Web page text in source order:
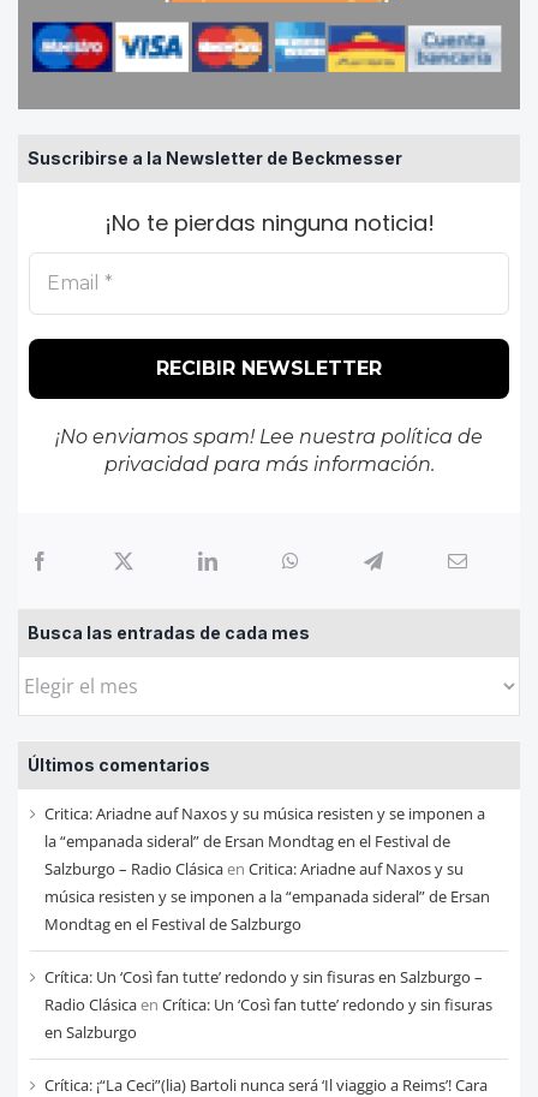
Suscribirse a la Newsletter de Beckmesser
¡No te pierdas ninguna noticia!
¡No enviamos spam! Lee nuestra política de
privacidadpara más información.
Busca las entradas de cada mes
Busca
entradas
de
cada
mes
Últimos comentarios
Critica: Ariadne auf Naxos y su música resisten y se imponen a
la “empanada sideral” de Ersan Mondtag en el Festival de
Salzburgo – Radio Clásicaen Critica: Ariadne auf Naxos y su
música resisten y se imponen a la “empanada sideral” de Ersan
Mondtag en el Festival de Salzburgo
Crítica: Un ‘Così fan tutte’ redondo y sin fisuras en Salzburgo –
Radio Clásicaen Crítica: Un ‘Così fan tutte’ redondo y sin fisuras
en Salzburgo
Crítica: ¡“La Ceci”(lia) Bartoli nunca será ‘Il viaggio a Reims’! Cara